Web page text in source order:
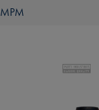
MPM